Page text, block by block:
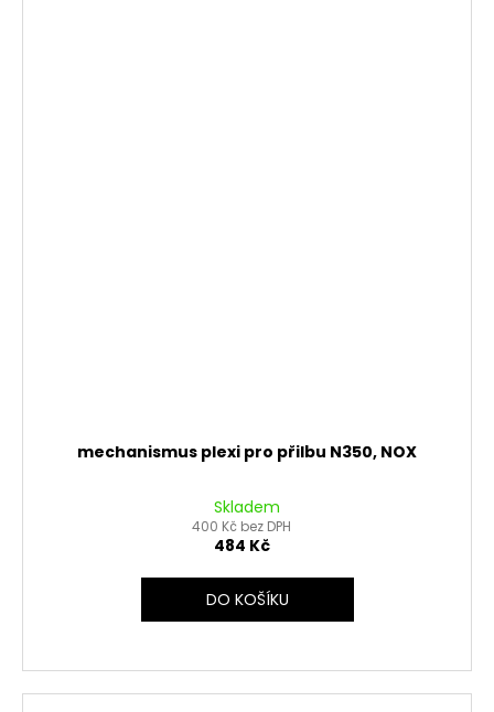
mechanismus plexi pro přilbu N350, NOX
Skladem
400 Kč bez DPH
484 Kč
DO KOŠÍKU